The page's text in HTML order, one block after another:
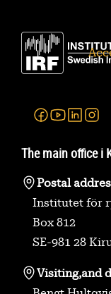
Facebook
Youtube
The main office i
Postal
Institutet för
Box 812
SE-981 28
Visiting,and